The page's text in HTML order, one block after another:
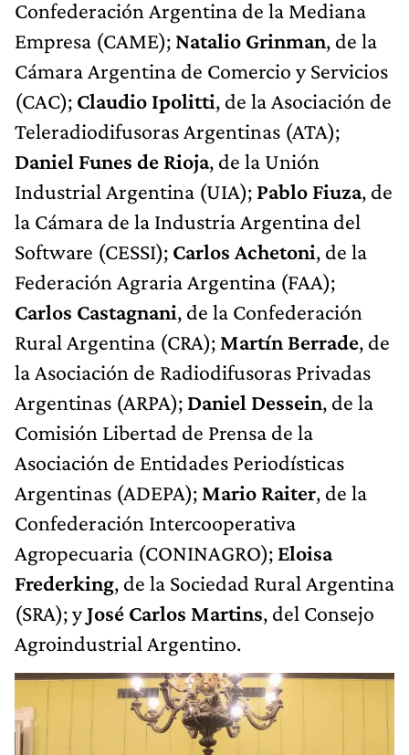
Confederación Argentina de la Mediana
Empresa (CAME); Natalio Grinman, de la
Cámara Argentina de Comercio y Servicios
(CAC); Claudio Ipolitti, de la Asociación de
Teleradiodifusoras Argentinas (ATA);
Daniel Funes de Rioja, de la Unión
Industrial Argentina (UIA); Pablo Fiuza, de
la Cámara de la Industria Argentina del
Software (CESSI); Carlos Achetoni, de la
Federación Agraria Argentina (FAA);
Carlos Castagnani, de la Confederación
Rural Argentina (CRA); Martín Berrade, de
la Asociación de Radiodifusoras Privadas
Argentinas (ARPA); Daniel Dessein, de la
Comisión Libertad de Prensa de la
Asociación de Entidades Periodísticas
Argentinas (ADEPA); Mario Raiter, de la
Confederación Intercooperativa
Agropecuaria (CONINAGRO); Eloisa
Frederking, de la Sociedad Rural Argentina
(SRA); yJosé Carlos Martins, del Consejo
Agroindustrial Argentino.